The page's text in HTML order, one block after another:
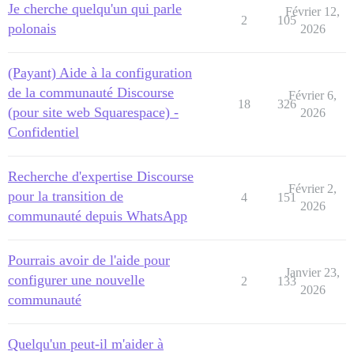
Je cherche quelqu'un qui parle
polonais
2 105
Février 12,
2026
(Payant) Aide à la configuration
de la communauté Discourse
(pour site web Squarespace) -
Confidentiel
18 326
Février 6,
2026
Recherche d'expertise Discourse
pour la transition de
communauté depuis WhatsApp
4 151
Février 2,
2026
Pourrais avoir de l'aide pour
configurer une nouvelle
communauté
2 133
Janvier 23,
2026
Quelqu'un peut-il m'aider à